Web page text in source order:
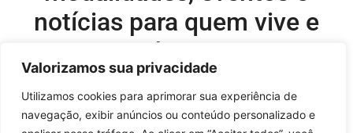
Valorizamos sua privacidade
Utilizamos cookies para aprimorar sua experiência de
navegação, exibir anúncios ou conteúdo personalizado e
notícias para quem vive e
acompanha o esporte.
Editor-chefe e comercial do site:
Flavio Perez –flavio@onboardsports.net